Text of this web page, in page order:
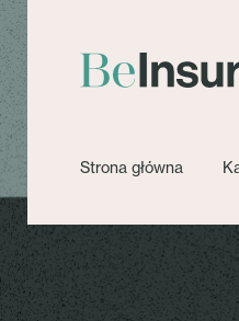
Strona główna